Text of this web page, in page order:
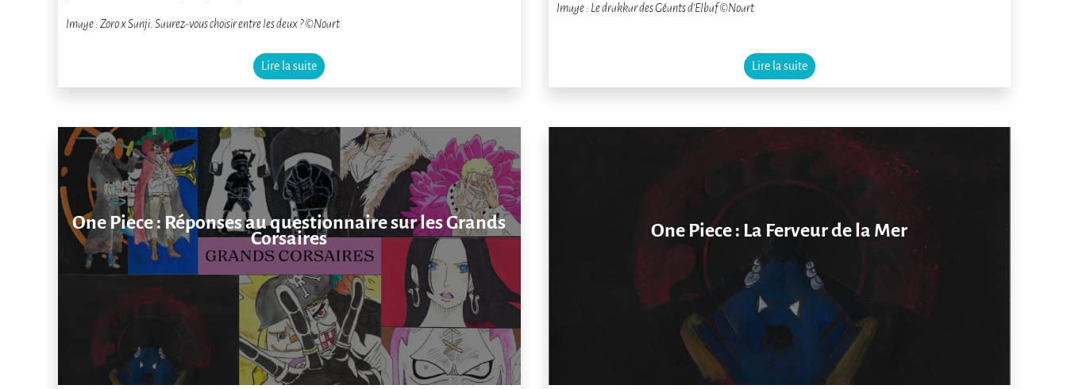
Image : Zoro x Sanji. Saurez-vous choisir entre les deux ? ©Noart
Lire la suite
Image : Le drakkar des Géants d’Elbaf ©Noart
Lire la suite
One Piece : Réponses au questionnaire sur les Grands
Corsaires One Piece : La Ferveur de la Mer